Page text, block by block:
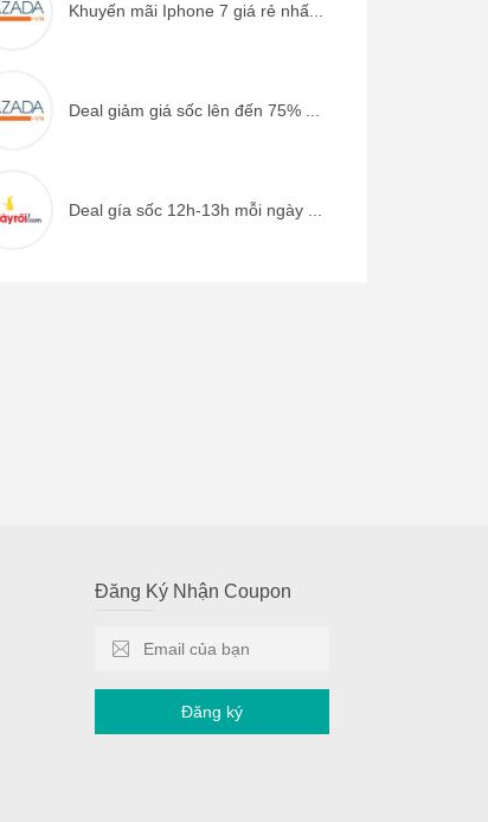
Khuyến mãi Iphone 7 giá rẻ nhấ...
Deal giảm giá sốc lên đến 75% ...
Deal gía sốc 12h-13h mỗi ngày ...
Đăng Ký Nhận Coupon
Đăng ký